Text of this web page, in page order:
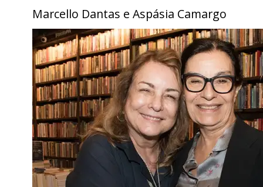
Marcello Dantas e Aspásia Camargo